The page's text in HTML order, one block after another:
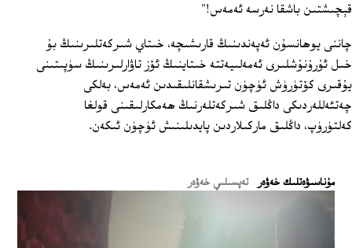
قېچىشتىن باشقا نەرسە ئەمەس!"
چاننى يوھانسۇن ئەپەندىنىڭ قارىشىچە، خىتاي شىركەتلىرىنىڭ بۇ
خىل ئۇرۇنۇشلىرى ئەمەلىيەتتە خىتاينىڭ ئۆز تاۋارلىرىنىڭ سۈپىتىنى
يۇقىرى كۆتۈرۈش ئۈچۈن تىرىشقانلىقىدىن ئەمەس، بەلكى
چەتئەللەردىكى داڭلىق شىركەتلەرنىڭ ھەمكارلىقىنى قولغا
كەلتۈرۈپ، داڭلىق ماركىلاردىن پايدىلىنىش ئۈچۈن ئىكەن.
ﻣﯘﻧﺎﺳﯩﯟﻩﺗﻠﯩﻚ ﺧﻪﯞﻩﺭ تەپسىلىي خەۋەر